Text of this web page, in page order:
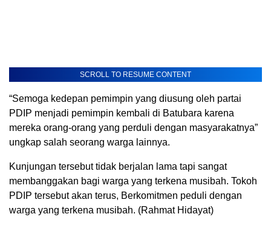
SCROLL TO RESUME CONTENT
“Semoga kedepan pemimpin yang diusung oleh partai
PDIP menjadi pemimpin kembali di Batubara karena
mereka orang-orang yang perduli dengan masyarakatnya”
ungkap salah seorang warga lainnya.
Kunjungan tersebut tidak berjalan lama tapi sangat
membanggakan bagi warga yang terkena musibah. Tokoh
PDIP tersebut akan terus, Berkomitmen peduli dengan
warga yang terkena musibah. (Rahmat Hidayat)